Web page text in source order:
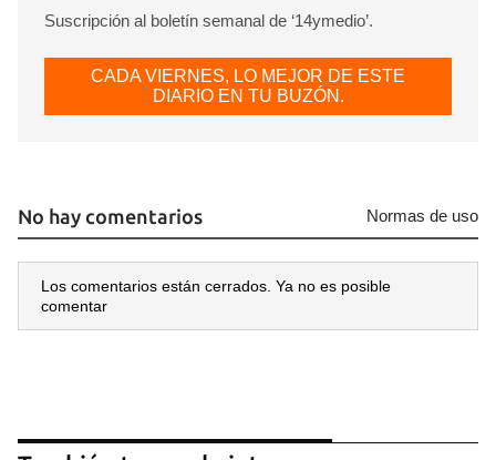
Suscripción al boletín semanal de ‘14ymedio’.
CADA VIERNES, LO MEJOR DE ESTE
DIARIO EN TU BUZÓN.
No hay comentarios Normas de uso
Los comentarios están cerrados. Ya no es posible
comentar